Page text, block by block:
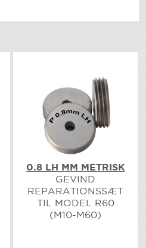
0.8 LH MM METRISK
GEVIND
REPARATIONSSÆT
TIL MODEL R60
(M10-M60)